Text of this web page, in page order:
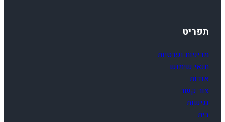
-
3
תפריט
מדיניות ופרטיות
תנאי שימוש
אודות
צור קשר
נגישות
בית